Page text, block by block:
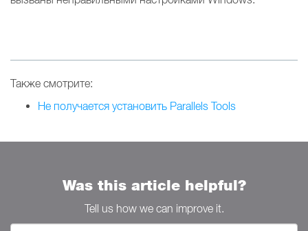
Также смотрите:
Не получается установить Parallels Tools
Was this article helpful?
Tell us how we can improve it.